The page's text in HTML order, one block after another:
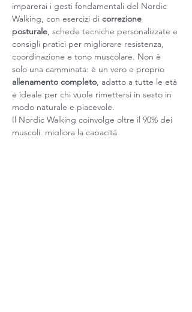
imparerai i gesti fondamentali del Nordic
Walking, con esercizi di correzione
posturale, schede tecniche personalizzate e
consigli pratici per migliorare resistenza,
coordinazione e tono muscolare. Non è
solo una camminata: è un vero e proprio
allenamento completo, adatto a tutte le età
e ideale per chi vuole rimettersi in sesto in
modo naturale e piacevole.
Il Nordic Walking coinvolge oltre il 90% dei
muscoli, migliora la capacità